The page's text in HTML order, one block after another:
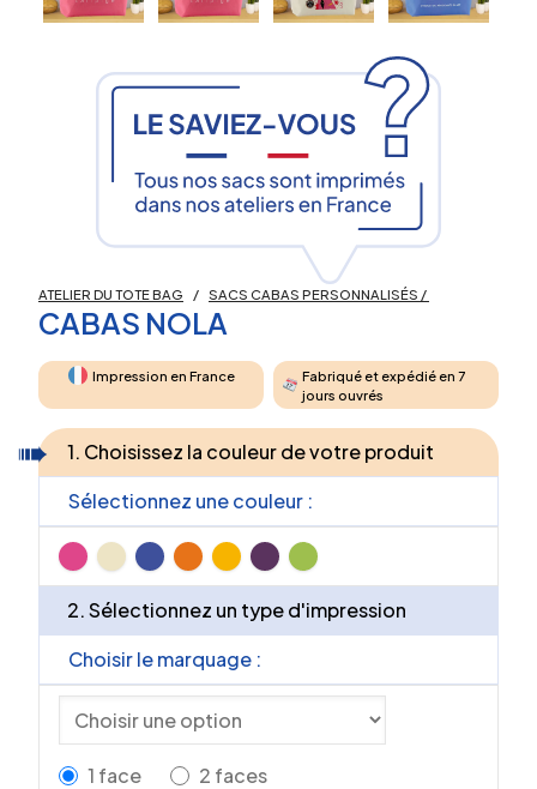
ATELIER DU TOTE BAG / SACS CABAS PERSONNALISÉS /
CABAS NOLA
Impression en France
Fabriqué et expédié en 7
jours ouvrés
1. Choisissez la couleur de votre produit
Sélectionnez une couleur :
2. Sélectionnez un type d'impression
Choisir le marquage :
1 face 2 faces